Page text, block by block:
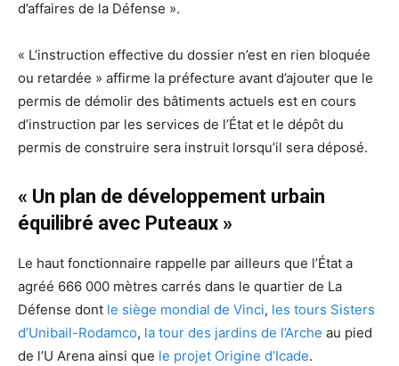
d’affaires de la Défense ».
« L’instruction effective du dossier n’est en rien bloquée
ou retardée » affirme la préfecture avant d’ajouter que le
permis de démolir des bâtiments actuels est en cours
d’instruction par les services de l’État et le dépôt du
permis de construire sera instruit lorsqu’il sera déposé.
« Un plan de développement urbain
équilibré avec Puteaux »
Le haut fonctionnaire rappelle par ailleurs que l’État a
agréé 666 000 mètres carrés dans le quartier de La
Défense dont le siège mondial de Vinci, les tours Sisters
d’Unibail-Rodamco, la tour des jardins de l’Arche au pied
de l’U Arena ainsi que le projet Origine d’Icade.